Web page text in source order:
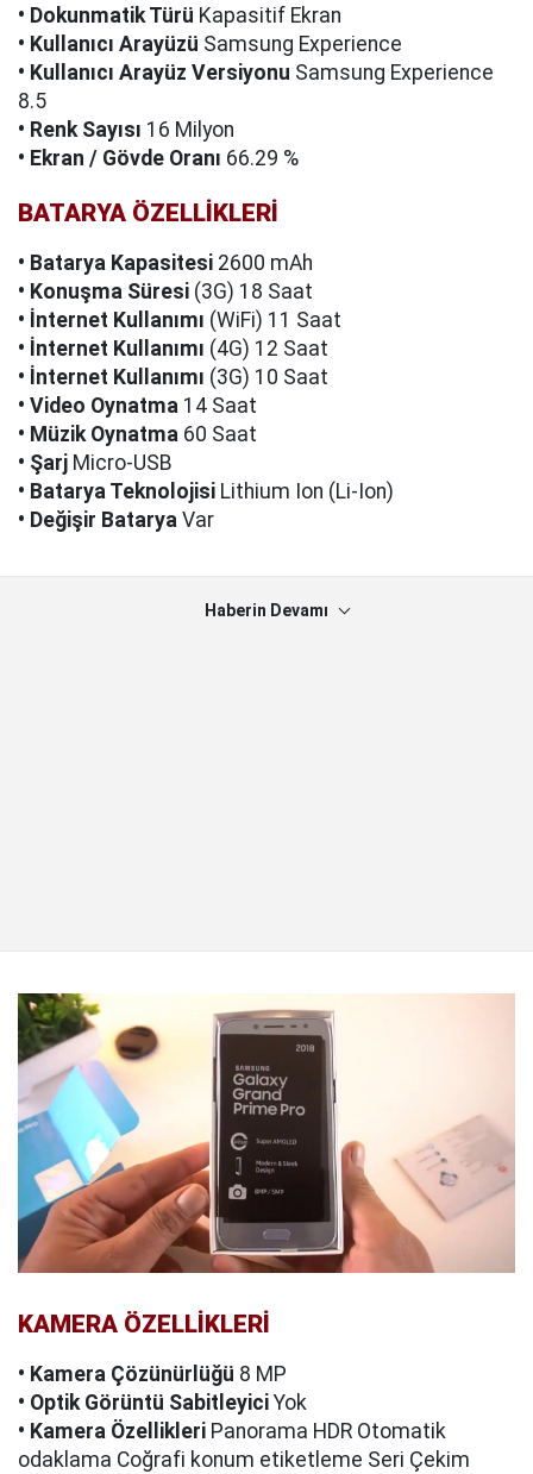
• Dokunmatik Türü Kapasitif Ekran
• Kullanıcı Arayüzü Samsung Experience
• Kullanıcı Arayüz Versiyonu Samsung Experience
8.5
• Renk Sayısı 16 Milyon
• Ekran / Gövde Oranı 66.29 %
BATARYA ÖZELLİKLERİ
• Batarya Kapasitesi 2600 mAh
• Konuşma Süresi (3G) 18 Saat
• İnternet Kullanımı (WiFi) 11 Saat
• İnternet Kullanımı (4G) 12 Saat
• İnternet Kullanımı (3G) 10 Saat
• Video Oynatma 14 Saat
• Müzik Oynatma 60 Saat
• Şarj Micro-USB
• Batarya Teknolojisi Lithium Ion (Li-Ion)
• Değişir Batarya Var
Haberin Devamı
KAMERA ÖZELLİKLERİ
• Kamera Çözünürlüğü 8 MP
• Optik Görüntü Sabitleyici Yok
• Kamera Özellikleri Panorama HDR Otomatik
odaklama Coğrafi konum etiketleme Seri Çekim